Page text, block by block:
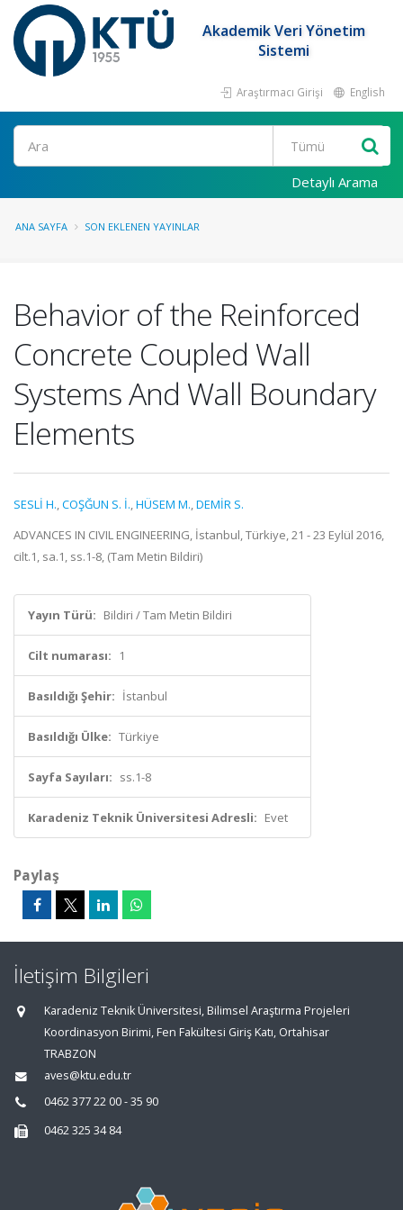
Akademik Veri Yönetim
Sistemi
Araştırmacı Girişi English
Ara
Detaylı Arama
ANA SAYFA SON EKLENEN YAYINLAR
Behavior of the Reinforced
Concrete Coupled Wall
Systems And Wall Boundary
Elements
SESLİ H.,COŞĞUN S. İ.,HÜSEM M.,DEMİR S.
ADVANCES IN CIVIL ENGINEERING, İstanbul, Türkiye, 21 - 23 Eylül 2016,
cilt.1, sa.1, ss.1-8, (Tam Metin Bildiri)
Yayın Türü: Bildiri / Tam Metin Bildiri
Cilt numarası: 1
Basıldığı Şehir: İstanbul
Basıldığı Ülke: Türkiye
Sayfa Sayıları: ss.1-8
Karadeniz Teknik Üniversitesi Adresli: Evet
Paylaş
İletişim Bilgileri
Karadeniz Teknik Üniversitesi, Bilimsel Araştırma Projeleri
Koordinasyon Birimi, Fen Fakültesi Giriş Katı, Ortahisar
TRABZON
aves@ktu.edu.tr
0462 377 22 00 - 35 90
0462 325 34 84